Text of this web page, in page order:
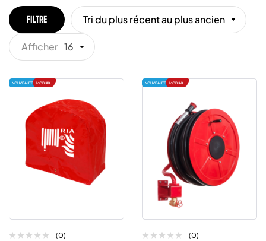
FILTRE Tri du plus récent au plus ancien
Afficher 16
NOUVEAUTÉ MOBIAK
(0)
NOUVEAUTÉ MOBIAK
(0)